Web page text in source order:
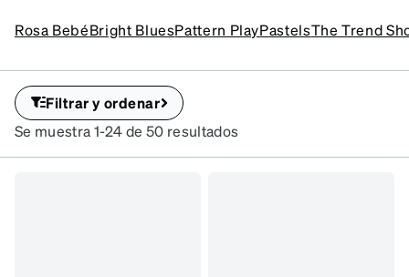
#322242
alto.
Rosa BebéBright BluesPattern PlayPastelsThe Trend
Filtrar y ordenar
Se muestra 1-24 de 50 resultados